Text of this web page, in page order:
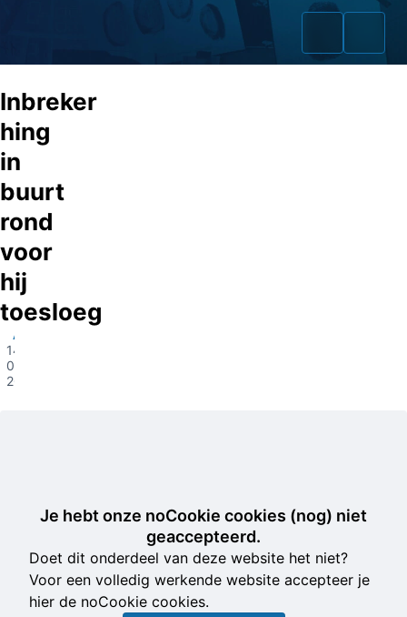
Zaken
Cold Cases
Inbreker
hing
in
buurt
rond
voor
hij
toesloeg
Almelo
14-
03-
2023
Je hebt onze noCookie cookies (nog) niet
geaccepteerd.
Doet dit onderdeel van deze website het niet?
Voor een volledig werkende website accepteer je
hier de noCookie cookies.